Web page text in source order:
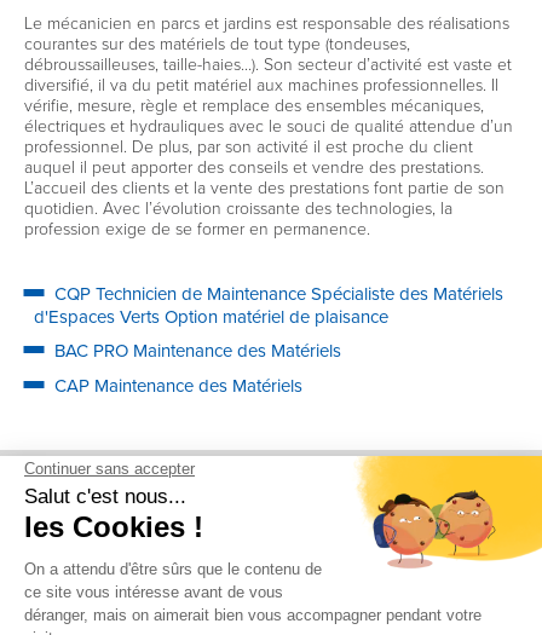
Le mécanicien en parcs et jardins est responsable des réalisations
courantes sur des matériels de tout type (tondeuses,
débroussailleuses, taille-haies...). Son secteur d’activité est vaste et
diversifié, il va du petit matériel aux machines professionnelles. Il
vérifie, mesure, règle et remplace des ensembles mécaniques,
électriques et hydrauliques avec le souci de qualité attendue d’un
professionnel. De plus, par son activité il est proche du client
auquel il peut apporter des conseils et vendre des prestations.
L’accueil des clients et la vente des prestations font partie de son
quotidien. Avec l’évolution croissante des technologies, la
profession exige de se former en permanence.
CQP Technicien de Maintenance Spécialiste des Matériels
d'Espaces Verts Option matériel de plaisance
BAC PRO Maintenance des Matériels
CAP Maintenance des Matériels
Découvrez également...